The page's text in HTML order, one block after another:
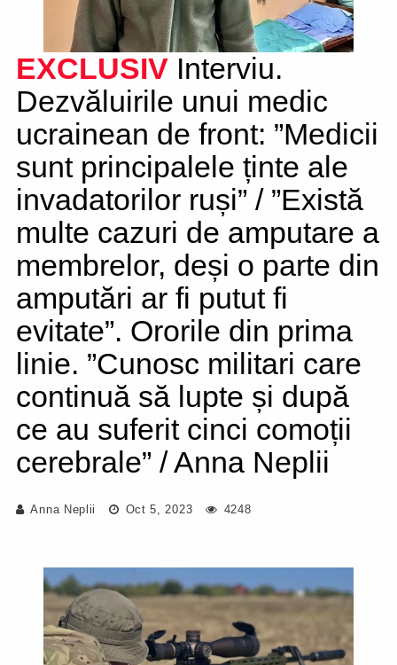
EXCLUSIV Interviu.
Dezvăluirile unui medic
ucrainean de front: ”Medicii
sunt principalele ținte ale
invadatorilor ruși” / ”Există
multe cazuri de amputare a
membrelor, deși o parte din
amputări ar fi putut fi
evitate”. Ororile din prima
linie. ”Cunosc militari care
continuă să lupte și după
ce au suferit cinci comoții
cerebrale” / Anna Neplii
Anna Neplii Oct 5, 2023 4248